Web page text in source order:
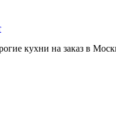
кухни на заказ в